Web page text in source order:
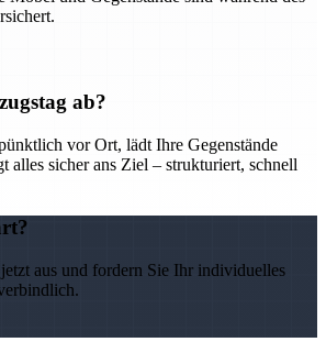
ab?
vor Ort, lädt Ihre Gegenstände
alles sicher ans Ziel – strukturiert, schnell
aus und fordern Sie Ihr individuelles